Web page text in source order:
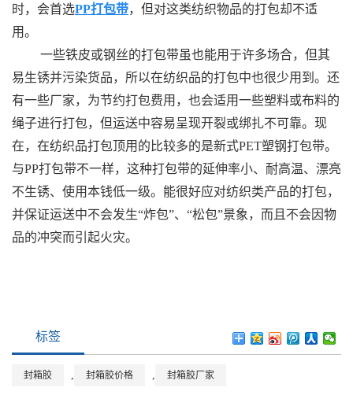
时，会首选PP打包带，但对这类纺织物品的打包却不适
用。
一些铁皮或钢丝的打包带虽也能用于许多场合，但其
易生锈并污染货品，所以在纺织品的打包中也很少用到。还
有一些厂家，为节约打包费用，也会适用一些塑料或布料的
绳子进行打包，但运送中容易呈现开裂或绑扎不可靠。现
在，在纺织品打包顶用的比较多的是新式PET塑钢打包带。
与PP打包带不一样，这种打包带的延伸率小、耐高温、漂亮
不生锈、使用本钱低一级。能很好应对纺织类产品的打包，
并保证运送中不会发生“炸包”、“松包”景象，而且不会因物
品的冲突而引起火灾。
标签
封箱胶 , 封箱胶价格 , 封箱胶厂家